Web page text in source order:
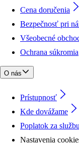
Cena doručenia
Bezpečnosť pri
Všeobecné
Ochrana súkromia
O nás
Prístupnosť
Kde dovážame
Poplatok za službu
Nastavenia